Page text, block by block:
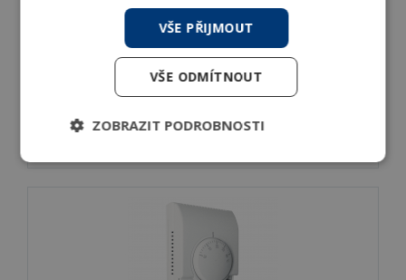
TS2 nástěnný regulátor s termostatem
TS2 nástěnné regulátory s termostatem pro
ovládání spotřebičů s 3-rychlostními
DETAIL
VŠE PŘIJMOUT
VŠE ODMÍTNOUT
ZOBRAZIT PODROBNOSTI